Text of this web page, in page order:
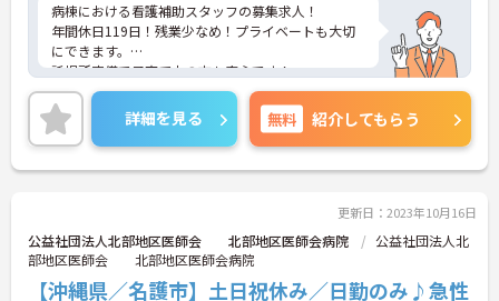
病棟における看護補助スタッフの募集求人！
年間休日119日！残業少なめ！プライベートも大切
にできます。
託児所完備で子育て中の方も安心です！
ご興味ある方には、面接のポイントなど、さらに詳
細をお話致しますのでお気軽にご相談ください。
詳細を見る 無料 紹介してもらう
更新日：2023年10月16日
公益社団法人北部地区医師会 北部地区医師会病院
公益社団法人北
部地区医師会 北部地区医師会病院
【沖縄県／名護市】土日祝休み／日勤のみ♪急性